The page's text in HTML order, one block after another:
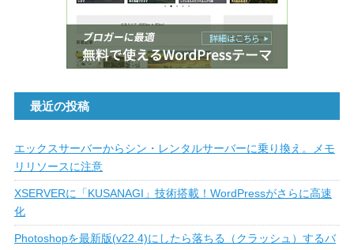
最近の投稿
エックスサーバーからシン・レンタルサーバーに乗り換え。メモ
リリソースに注意
XSERVERに「KUSANAGI」技術搭載！WordPressがさらに高速
化
Photoshopを最新版(v22.4)にしたら落ちる（クラッシュ）するバ